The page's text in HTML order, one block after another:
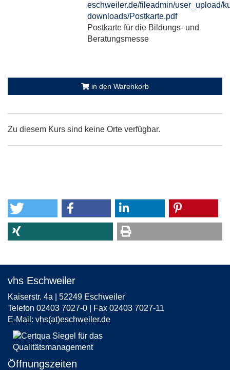
eschweiler.de/fileadmin/user_upload/
downloads/Postkarte.pdf
Postkarte für die Bildungs- und
Beratungsmesse
in den Warenkorb
Zu diesem Kurs sind keine Orte verfügbar.
vhs Eschweiler
Kaiserstr. 4a | 52249 Eschweiler
Telefon 02403 7027-0 | Fax 02403 7027-11
E-Mail: vhs(at)eschweiler.de
Öffnungszeiten